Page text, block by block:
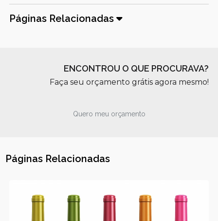
Páginas Relacionadas
ENCONTROU O QUE PROCURAVA?
Faça seu orçamento grátis agora mesmo!
Quero meu orçamento
Páginas Relacionadas